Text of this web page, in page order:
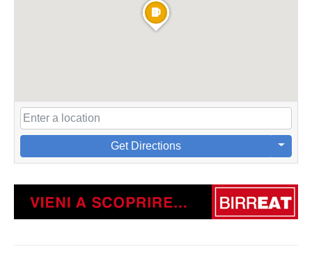
Get Directions